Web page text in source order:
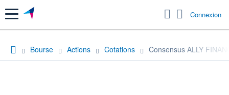
Menu Connexion
Bourse Actions Cotations Consensus ALLY